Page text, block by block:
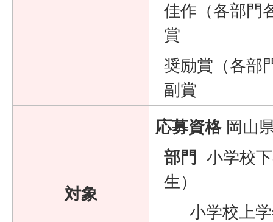
佳作（各部門
賞
奨励賞（各部
副賞
対象
応募資格 岡山
部門
小学校
生）
小学校上